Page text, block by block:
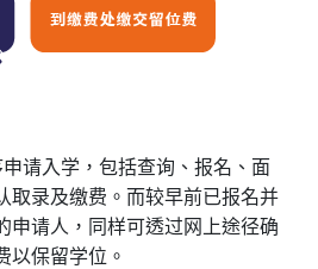
请入学，包括查询、报名、面
取录及缴费。而较早前已报名并
申请人，同样可透过网上途径确
以保留学位。